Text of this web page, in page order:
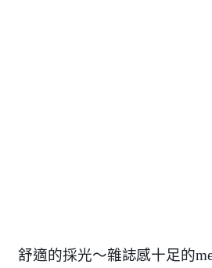
舒適的採光～雜誌感十足的